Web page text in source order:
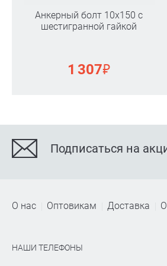
Анкерный болт 10х150 с
шестигранной гайкой
1 307₽
Подписаться на
О нас Оптовикам Доставка
НАШИ ТЕЛЕФОНЫ